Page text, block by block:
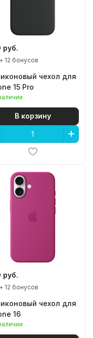
руб.
+ 12 бонусов
чехол для
15 Pro
В корзину
руб.
+ 12 бонусов
чехол для
16